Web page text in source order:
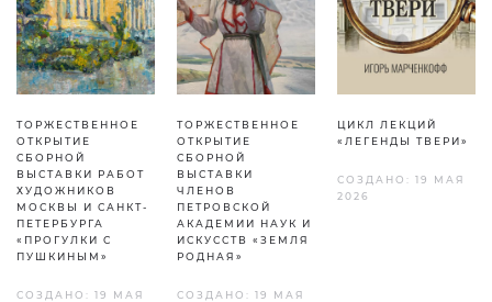
ТОРЖЕСТВЕННОЕ
ОТКРЫТИЕ
СБОРНОЙ
ВЫСТАВКИ РАБОТ
ХУДОЖНИКОВ
МОСКВЫ И САНКТ-
ПЕТЕРБУРГА
«ПРОГУЛКИ С
ПУШКИНЫМ»
СОЗДАНО: 19 МАЯ
ТОРЖЕСТВЕННОЕ
ОТКРЫТИЕ
СБОРНОЙ
ВЫСТАВКИ
ЧЛЕНОВ
ПЕТРОВСКОЙ
АКАДЕМИИ НАУК И
ИСКУССТВ «ЗЕМЛЯ
РОДНАЯ»
СОЗДАНО: 19 МАЯ
ЦИКЛ ЛЕКЦИЙ
«ЛЕГЕНДЫ ТВЕРИ»
СОЗДАНО: 19 МАЯ
2026